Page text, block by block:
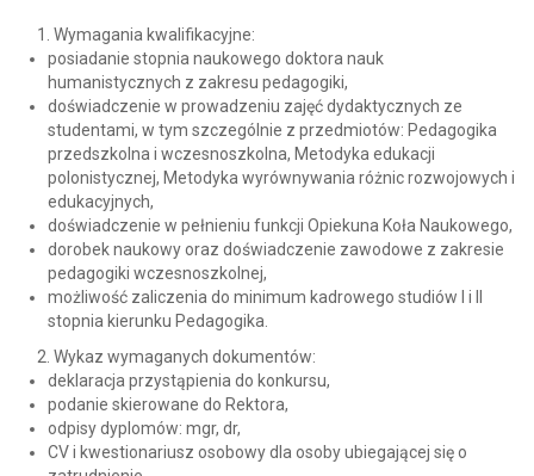
Wymagania kwalifikacyjne:
posiadanie stopnia naukowego doktora nauk
humanistycznych z zakresu pedagogiki,
doświadczenie w prowadzeniu zajęć dydaktycznych ze
studentami, w tym szczególnie z przedmiotów: Pedagogika
przedszkolna i wczesnoszkolna, Metodyka edukacji
polonistycznej, Metodyka wyrównywania różnic rozwojowych i
edukacyjnych,
doświadczenie w pełnieniu funkcji Opiekuna Koła Naukowego,
dorobek naukowy oraz doświadczenie zawodowe z zakresie
pedagogiki wczesnoszkolnej,
możliwość zaliczenia do minimum kadrowego studiów I i II
stopnia kierunku Pedagogika.
Wykaz wymaganych dokumentów:
deklaracja przystąpienia do konkursu,
podanie skierowane do Rektora,
odpisy dyplomów: mgr, dr,
CV i kwestionariusz osobowy dla osoby ubiegającej się o